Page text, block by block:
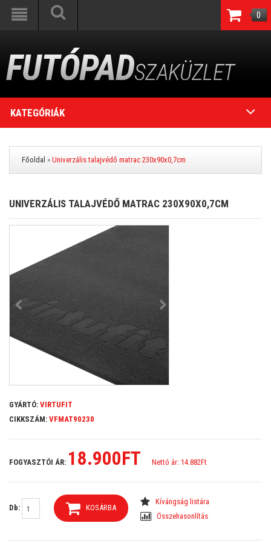
0
KATEGÓRIÁK
Főoldal » Univerzális talajvédő matrac 230x90x0,7cm
UNIVERZÁLIS TALAJVÉDŐ MATRAC 230X90X0,7CM
GYÁRTÓ: VIRTUFIT
CIKKSZÁM: VFMAT90230
FOGYASZTÓI ÁR: 18.900FT Nettó ár: 14.882Ft
Db: KOSÁRBA
Kívángság listára
Összehasonlítás